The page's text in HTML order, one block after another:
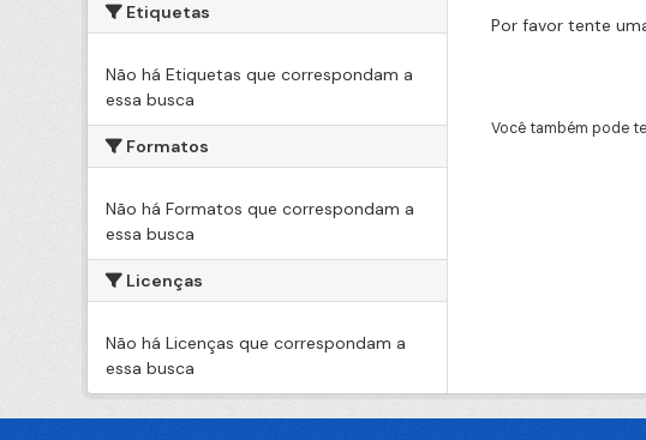
Etiquetas
Não há Etiquetas que correspondam a
essa busca
Formatos
Não há Formatos que correspondam a
essa busca
Licenças
Não há Licenças que correspondam a
essa busca
Por favor tente
Você também pode